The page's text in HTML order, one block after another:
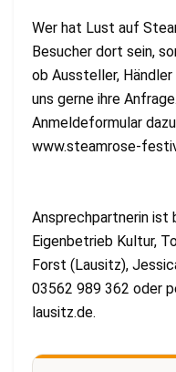
Wer hat Lust auf
Besucher dort sein,
ob Aussteller,
uns gerne ihre
Anmeldeformular
www.steamrose-
Ansprechpartnerin ist
Eigenbetrieb Kultur,
Forst (Lausitz),
03562 989 362 oder
lausitz.de.